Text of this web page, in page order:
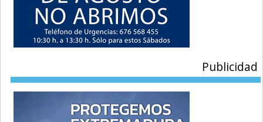
Publicidad